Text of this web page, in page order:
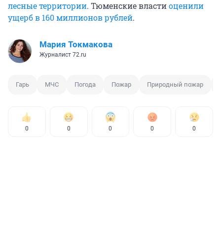
лесные территории. Тюменские властиоценили
ущерб в 160 миллионов рублей.
Мария Токмакова
Журналист 72.ru
Гарь МЧС Погода Пожар Природный пожар
0 0 0 0 0